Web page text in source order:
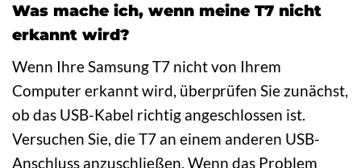
Was mache ich, wenn meine T7 nicht
erkannt wird?
Wenn Ihre Samsung T7 nicht von Ihrem
Computer erkannt wird, überprüfen Sie zunächst,
ob das USB-Kabel richtig angeschlossen ist.
Versuchen Sie, die T7 an einem anderen USB-
Anschluss anzuschließen. Wenn das Problem